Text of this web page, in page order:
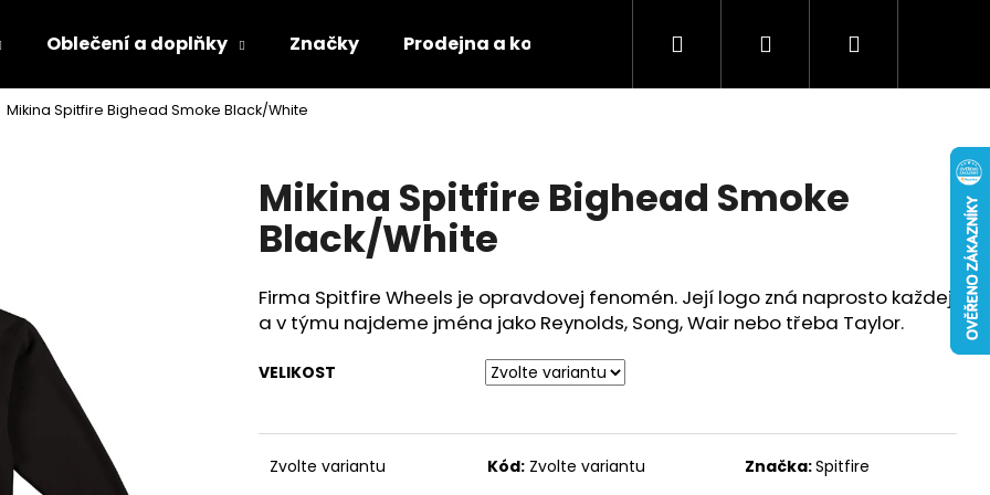
Oblečení a doplňky Značky Prodejna a kontakty Podporujeme Tabulky velikostí
Hledat PřihlášeníNákupní
Mikina Spitfire Bighead Smoke Black/White
Mikina Spitfire Bighead Smoke
Black/White
Firma Spitfire Wheels je opravdovej fenomén. Její logo zná naprosto každej
a v týmu najdeme jména jako Reynolds, Song, Wair nebo třeba Taylor.
VELIKOST
Zvolte variantu Kód: Zvolte variantu Značka:Spitfire
Co potřebujete najít?
HLEDAT